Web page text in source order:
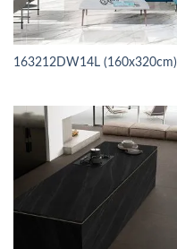
163212DW14L (160x320cm)